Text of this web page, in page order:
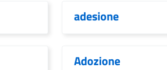
adesione
Adozione